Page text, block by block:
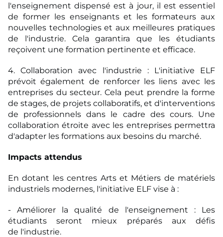
l'enseignement dispensé est à jour, il est essentiel
de former les enseignants et les formateurs aux
nouvelles technologies et aux meilleures pratiques
de l'industrie. Cela garantira que les étudiants
reçoivent une formation pertinente et efficace.
4. Collaboration avec l'industrie : L'initiative ELF
prévoit également de renforcer les liens avec les
entreprises du secteur. Cela peut prendre la forme
de stages, de projets collaboratifs, et d'interventions
de professionnels dans le cadre des cours. Une
collaboration étroite avec les entreprises permettra
d'adapter les formations aux besoins du marché.
Impacts attendus
En dotant les centres Arts et Métiers de matériels
industriels modernes, l'initiative ELF vise à :
- Améliorer la qualité de l'enseignement : Les
étudiants seront mieux préparés aux défis
de l'industrie.